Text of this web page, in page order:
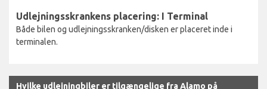
Udlejningsskrankens placering: I Terminal
Både bilen og udlejningsskranken/disken er placeret inde i
terminalen.
Hvilke udlejningbiler er tilgængelige fra Alamo på